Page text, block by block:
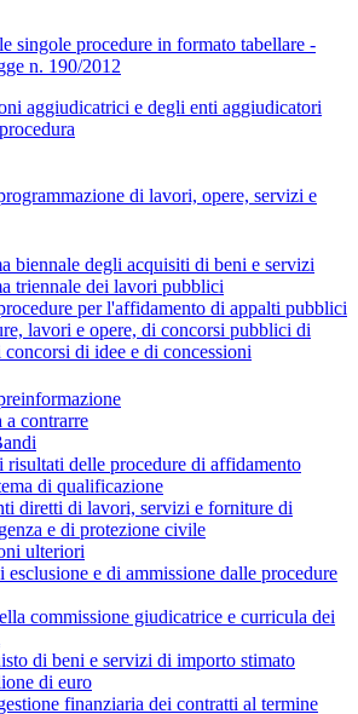
singole procedure in formato tabellare -
n. 190/2012
aggiudicatrici e degli enti aggiudicatori
di lavori, opere, servizi e
biennale degli acquisiti di beni e servizi
triennale dei lavori pubblici
per l'affidamento di appalti pubblici
lavori e opere, di concorsi pubblici di
di idee e di concessioni
a contrarre
risultati delle procedure di affidamento
di qualificazione
diretti di lavori, servizi e forniture di
e di protezione civile
ulteriori
e di ammissione dalle procedure
commissione giudicatrice e curricula dei
di beni e servizi di importo stimato
di euro
finanziaria dei contratti al termine